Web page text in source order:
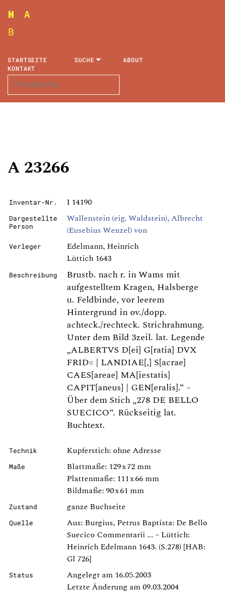
STARTSEITE SUCHE
ABOUT
KONTAKT
A 23266
Inventar-Nr. I 14190
Dargestellte
Person
Wallenstein (eig. Waldstein), Albrecht
(Eusebius Wenzel) von
Verleger
Edelmann, Heinrich
Lüttich 1643
Beschreibung
Brustb. nach r. in Wams mit
aufgestelltem Kragen, Halsberge
u. Feldbinde, vor leerem
Hintergrund in ov./dopp.
achteck./rechteck. Strichrahmung.
Unter dem Bild 3zeil. lat. Legende
„ALBERTVS D[ei] G[ratia] DVX
FRID= | LANDIAE[,] S[acrae]
CAES[areae] MA[iestatis]
CAPIT[aneus] | GEN[eralis].“ –
Über dem Stich „278 DE BELLO
SUECICO“. Rückseitig lat.
Buchtext.
Technik Kupferstich: ohne Adresse
Maße
Blattmaße: 129 x 72 mm
Plattenmaße: 111 x 66 mm
Bildmaße: 90 x 61 mm
Zustand ganze Buchseite
Quelle
Aus: Burgius, Petrus Baptista: De Bello
Suecico Commentarii ... – Lüttich:
Heinrich Edelmann 1643. (S.278) [HAB:
Gl 726]
Status
Angelegt am 16.05.2003
Letzte Änderung am 09.03.2004